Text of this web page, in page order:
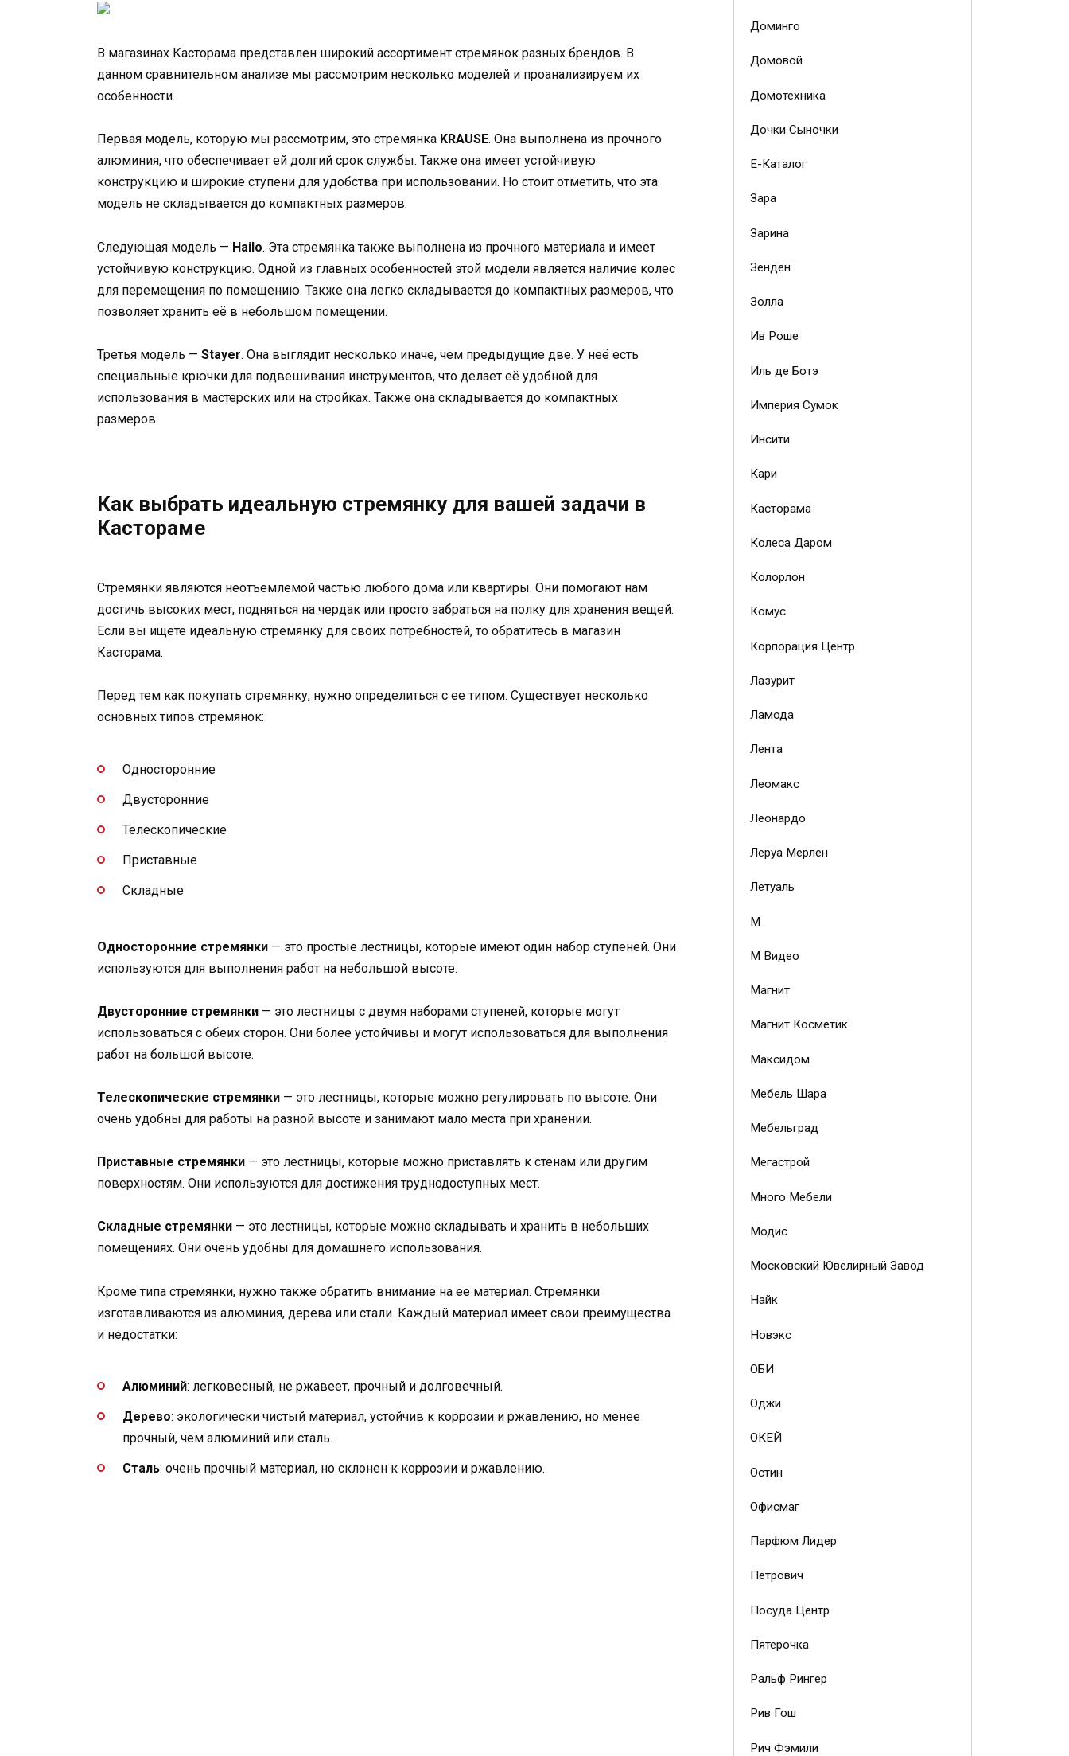
В магазинах Касторама представлен широкий ассортимент стремянок разных брендов. В
данном сравнительном анализе мы рассмотрим несколько моделей и проанализируем их
особенности.
Первая модель, которую мы рассмотрим, это стремянка KRAUSE. Она выполнена из прочного
алюминия, что обеспечивает ей долгий срок службы. Также она имеет устойчивую
конструкцию и широкие ступени для удобства при использовании. Но стоит отметить, что эта
модель не складывается до компактных размеров.
Следующая модель — Hailo. Эта стремянка также выполнена из прочного материала и имеет
устойчивую конструкцию. Одной из главных особенностей этой модели является наличие колес
для перемещения по помещению. Также она легко складывается до компактных размеров, что
позволяет хранить её в небольшом помещении.
Третья модель — Stayer. Она выглядит несколько иначе, чем предыдущие две. У неё есть
специальные крючки для подвешивания инструментов, что делает её удобной для
использования в мастерских или на стройках. Также она складывается до компактных
размеров.
Как выбрать идеальную стремянку для вашей задачи в
Кастораме
Стремянки являются неотъемлемой частью любого дома или квартиры. Они помогают нам
достичь высоких мест, подняться на чердак или просто забраться на полку для хранения вещей.
Если вы ищете идеальную стремянку для своих потребностей, то обратитесь в магазин
Касторама.
Перед тем как покупать стремянку, нужно определиться с ее типом. Существует несколько
основных типов стремянок:
Односторонние
Двусторонние
Телескопические
Приставные
Складные
Односторонние стремянки — это простые лестницы, которые имеют один набор ступеней. Они
используются для выполнения работ на небольшой высоте.
Двусторонние стремянки — это лестницы с двумя наборами ступеней, которые могут
использоваться с обеих сторон. Они более устойчивы и могут использоваться для выполнения
работ на большой высоте.
Телескопические стремянки — это лестницы, которые можно регулировать по высоте. Они
очень удобны для работы на разной высоте и занимают мало места при хранении.
Приставные стремянки — это лестницы, которые можно приставлять к стенам или другим
поверхностям. Они используются для достижения труднодоступных мест.
Складные стремянки — это лестницы, которые можно складывать и хранить в небольших
помещениях. Они очень удобны для домашнего использования.
Кроме типа стремянки, нужно также обратить внимание на ее материал. Стремянки
изготавливаются из алюминия, дерева или стали. Каждый материал имеет свои преимущества
и недостатки:
Алюминий: легковесный, не ржавеет, прочный и долговечный.
Дерево: экологически чистый материал, устойчив к коррозии и ржавлению, но менее
прочный, чем алюминий или сталь.
Сталь: очень прочный материал, но склонен к коррозии и ржавлению.
Доминго
Домовой
Домотехника
Дочки Сыночки
Е-Каталог
Зара
Зарина
Зенден
Золла
Ив Роше
Иль де Ботэ
Империя Сумок
Инсити
Кари
Касторама
Колеса Даром
Колорлон
Комус
Корпорация Центр
Лазурит
Ламода
Лента
Леомакс
Леонардо
Леруа Мерлен
Летуаль
М
М Видео
Магнит
Магнит Косметик
Максидом
Мебель Шара
Мебельград
Мегастрой
Много Мебели
Модис
Московский Ювелирный Завод
Найк
Новэкс
ОБИ
Оджи
ОКЕЙ
Остин
Офисмаг
Парфюм Лидер
Петрович
Посуда Центр
Пятерочка
Ральф Рингер
Рив Гош
Рич Фэмили